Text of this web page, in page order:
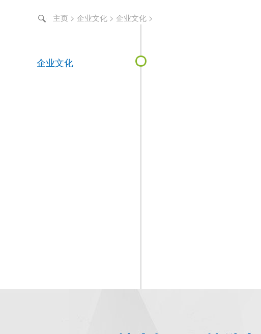
主页 > 企业文化 > 企业文化 >
企业文化